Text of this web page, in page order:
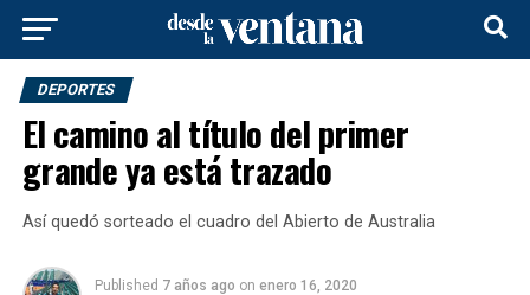
DEPORTES
El camino al título del primer
grande ya está trazado
Así quedó sorteado el cuadro del Abierto de Australia
Published 7 años ago on enero 16, 2020